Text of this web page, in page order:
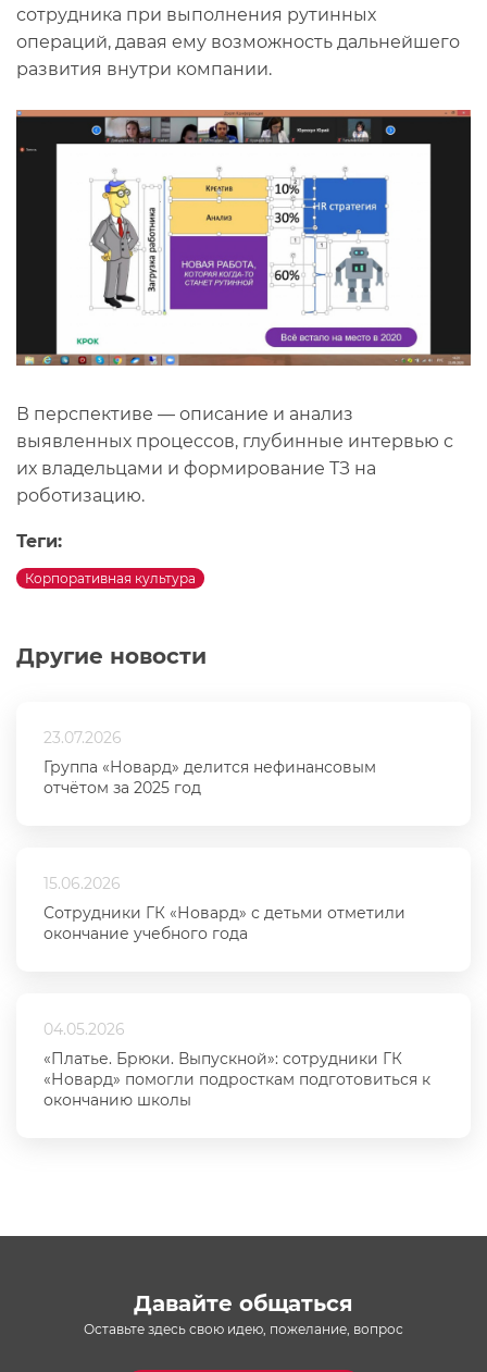
Другие новости
23.07.2026
Группа «Новард» делится нефинансовым
отчётом за 2025 год
15.06.2026
Сотрудники ГК «Новард» с детьми отметили
окончание учебного года
04.05.2026
«Платье. Брюки. Выпускной»: сотрудники ГК
«Новард» помогли подросткам подготовиться к
окончанию школы
сотрудника при выполнения рутинных
операций, давая ему возможность дальнейшего
развития внутри компании.
В перспективе — описание и анализ
выявленных процессов, глубинные интервью с
их владельцами и формирование ТЗ на
роботизацию.
Теги:
Корпоративная культура
Давайте общаться
Оставьте здесь свою идею, пожелание, вопрос